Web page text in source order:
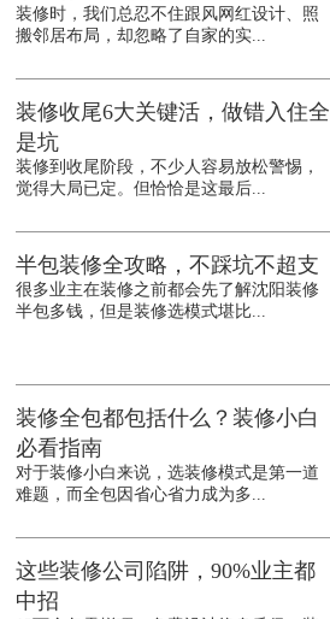
装修时，我们总忍不住跟风网红设计、照
搬邻居布局，却忽略了自家的实...
装修收尾6大关键活，做错入住全
是坑
装修到收尾阶段，不少人容易放松警惕，
觉得大局已定。但恰恰是这最后...
半包装修全攻略，不踩坑不超支
很多业主在装修之前都会先了解沈阳装修
半包多钱，但是装修选模式堪比...
装修全包都包括什么？装修小白
必看指南
对于装修小白来说，选装修模式是第一道
难题，而全包因省心省力成为多...
这些装修公司陷阱，90%业主都
中招